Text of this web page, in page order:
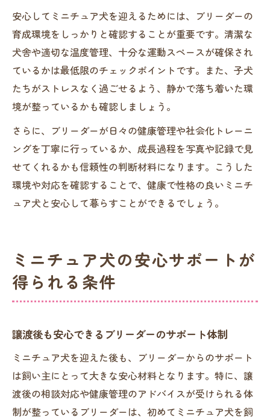
安心してミニチュア犬を迎えるためには、ブリーダーの
育成環境をしっかりと確認することが重要です。清潔な
犬舎や適切な温度管理、十分な運動スペースが確保され
ているかは最低限のチェックポイントです。また、子犬
たちがストレスなく過ごせるよう、静かで落ち着いた環
境が整っているかも確認しましょう。
さらに、ブリーダーが日々の健康管理や社会化トレーニ
ングを丁寧に行っているか、成長過程を写真や記録で見
せてくれるかも信頼性の判断材料になります。こうした
環境や対応を確認することで、健康で性格の良いミニチ
ュア犬と安心して暮らすことができるでしょう。
ミニチュア犬の安心サポートが
得られる条件
譲渡後も安心できるブリーダーのサポート体制
ミニチュア犬を迎えた後も、ブリーダーからのサポート
は飼い主にとって大きな安心材料となります。特に、譲
渡後の相談対応や健康管理のアドバイスが受けられる体
制が整っているブリーダーは、初めてミニチュア犬を飼